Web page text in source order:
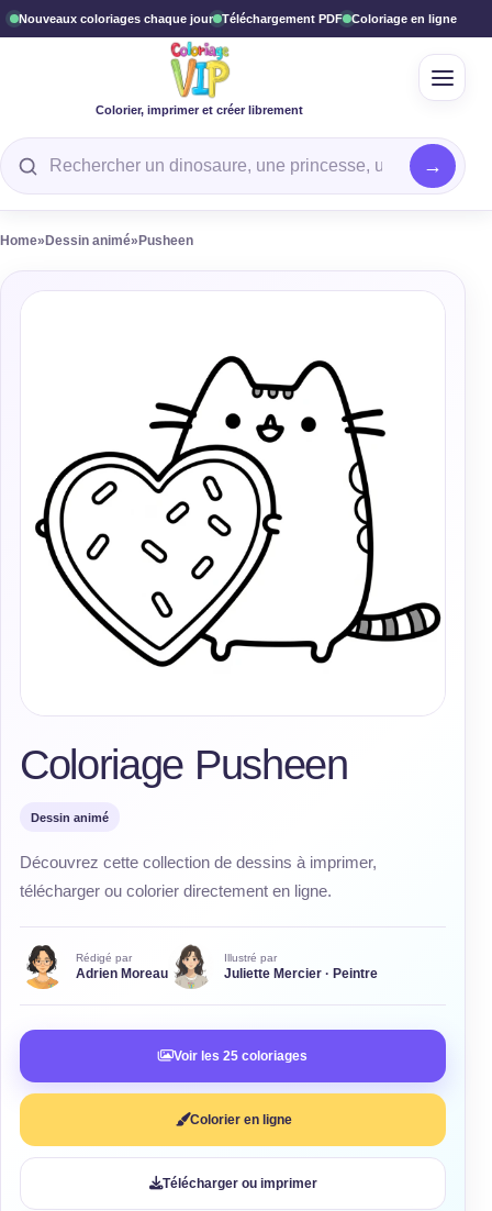
Nouveaux coloriages chaque jour Téléchargement PDF Coloriage en ligne
Colorier, imprimer et créer librement
Rechercher un coloriage
Home» Dessin animé» Pusheen
Coloriage Pusheen
Dessin animé
Découvrez cette collection de dessins à imprimer,
télécharger ou colorier directement en ligne.
Rédigé par
Adrien Moreau
Illustré par
Juliette Mercier · Peintre
Voir les 25 coloriages
Colorier en ligne
Télécharger ou imprimer